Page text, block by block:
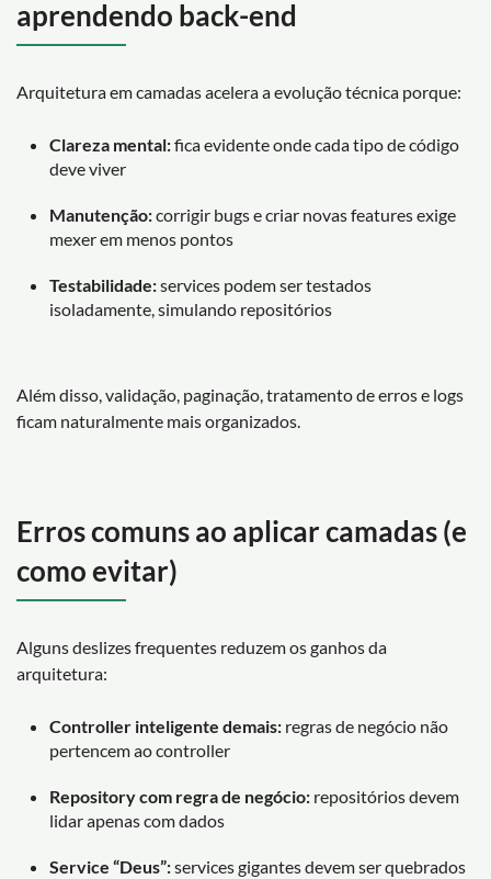
aprendendo back-end
Arquitetura em camadas acelera a evolução técnica porque:
Clareza mental:fica evidente onde cada tipo de código
deve viver
Manutenção:corrigir bugs e criar novas features exige
mexer em menos pontos
Testabilidade:services podem ser testados
isoladamente, simulando repositórios
Além disso, validação, paginação, tratamento de erros e logs
ficam naturalmente mais organizados.
Erros comuns ao aplicar camadas (e
como evitar)
Alguns deslizes frequentes reduzem os ganhos da
arquitetura:
Controller inteligente demais: regras de negócio não
pertencem ao controller
Repository com regra de negócio: repositórios devem
lidar apenas com dados
Service “Deus”:services gigantes devem ser quebrados